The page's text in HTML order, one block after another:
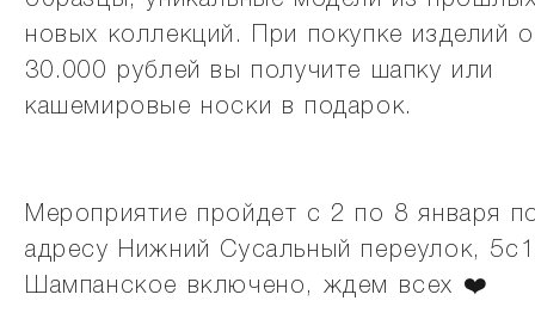
новых коллекций. При покупке изделий
30.000 рублей вы получите шапку или
кашемировые носки в подарок.
Мероприятие пройдет с 2 по 8 января
адресу Нижний Сусальный переулок,
Шампанское включено, ждем всех ❤️